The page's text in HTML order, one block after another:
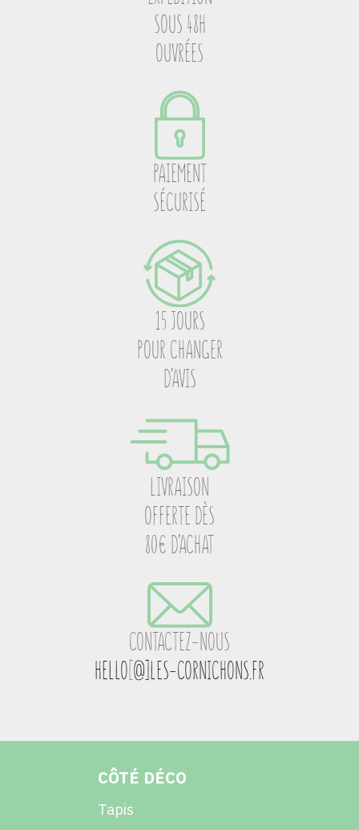
SOUS 48H
OUVRÉES
PAIEMENT
SÉCURISÉ
15 JOURS
POUR CHANGER
D’AVIS
LIVRAISON
OFFERTE DÈS
80€ D’ACHAT
CONTACTEZ-NOUS
HELLO[@]LES-CORNICHONS.FR
CÔTÉ DÉCO
Tapis